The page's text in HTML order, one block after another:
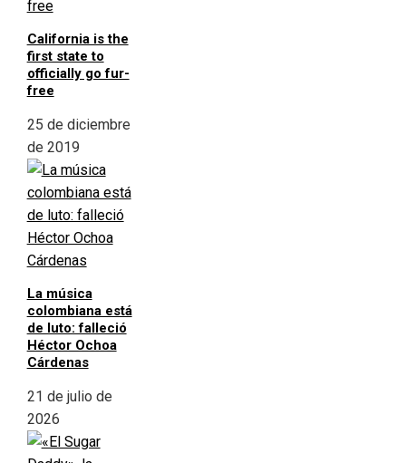
California is the
first state to
officially go fur-
free
25 de diciembre
de 2019
La música
colombiana está
de luto: falleció
Héctor Ochoa
Cárdenas
21 de julio de
2026